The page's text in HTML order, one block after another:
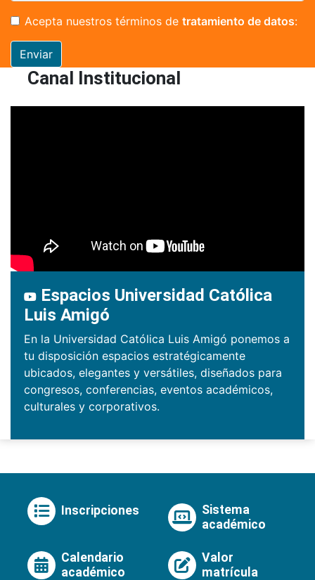
Acepta nuestros términos de tratamiento de datos:
Enviar
Canal Institucional
Espacios Universidad Católica
Luis Amigó
En la Universidad Católica Luis Amigó ponemos a
tu disposición espacios estratégicamente
ubicados, elegantes y versátiles, diseñados para
congresos, conferencias, eventos académicos,
culturales y corporativos.
Inscripciones
Sistema
académico
Calendario
académico
Valor
matrícula